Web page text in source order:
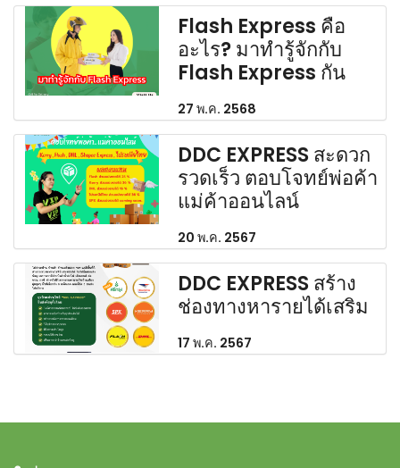
Flash Express คือ
อะไร? มาทำรู้จักกับ
Flash Express กัน
27 พ.ค. 2568
DDC EXPRESS สะดวก
รวดเร็ว ตอบโจทย์พ่อค้า
แม่ค้าออนไลน์
20 พ.ค. 2567
DDC EXPRESS สร้าง
ช่องทางหารายได้เสริม
17 พ.ค. 2567